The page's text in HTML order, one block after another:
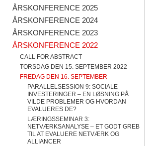
ÅRSKONFERENCE 2025
ÅRSKONFERENCE 2024
ÅRSKONFERENCE 2023
ÅRSKONFERENCE 2022
CALL FOR ABSTRACT
TORSDAG DEN 15. SEPTEMBER 2022
FREDAG DEN 16. SEPTEMBER
PARALLELSESSION 9: SOCIALE
INVESTERINGER – EN LØSNING PÅ
VILDE PROBLEMER OG HVORDAN
EVALUERES DE?
LÆRINGSSEMINAR 3:
NETVÆRKSANALYSE – ET GODT GREB
TIL AT EVALUERE NETVÆRK OG
ALLIANCER